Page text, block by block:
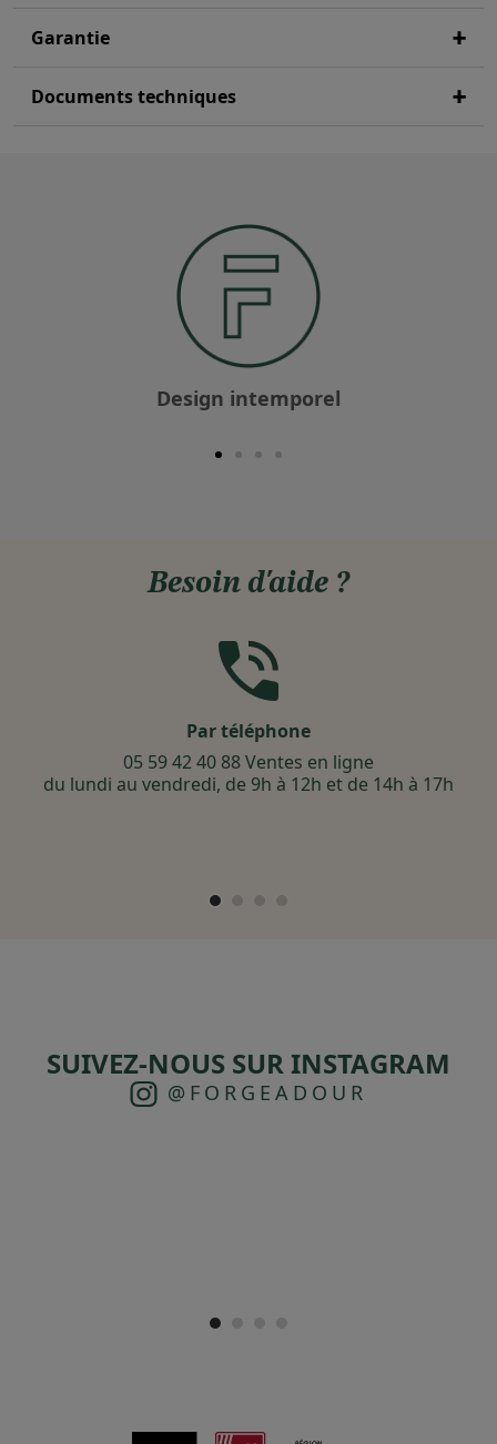
Garantie
Documents techniques
Design intemporel
Besoin d'aide ?
Par téléphone
05 59 42 40 88 Ventes en ligne
du lundi au vendredi, de 9h à 12h et de 14h à 17h
SUIVEZ-NOUS SUR INSTAGRAM
@FORGEADOUR